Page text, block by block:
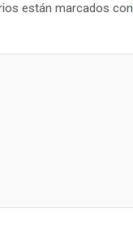
están marcados con